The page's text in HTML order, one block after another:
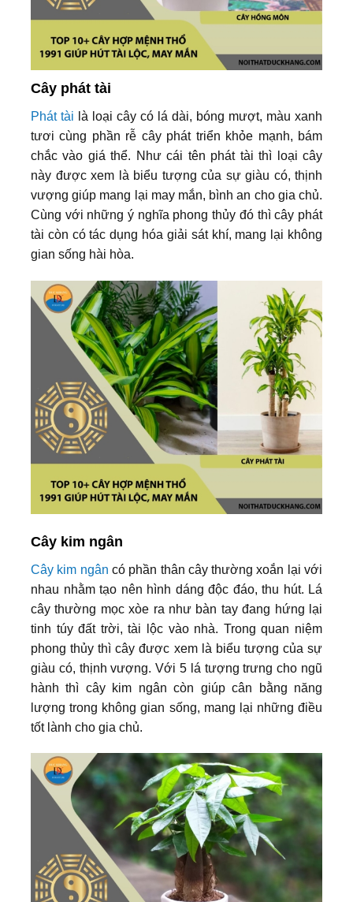
Cây phát tài
Phát tài là loại cây có lá dài, bóng mượt, màu xanh
tươi cùng phần rễ cây phát triển khỏe mạnh, bám
chắc vào giá thể. Như cái tên phát tài thì loại cây
này được xem là biểu tượng của sự giàu có, thịnh
vượng giúp mang lại may mắn, bình an cho gia chủ.
Cùng với những ý nghĩa phong thủy đó thì cây phát
tài còn có tác dụng hóa giải sát khí, mang lại không
gian sống hài hòa.
Cây kim ngân
Cây kim ngân có phần thân cây thường xoắn lại với
nhau nhằm tạo nên hình dáng độc đáo, thu hút. Lá
cây thường mọc xòe ra như bàn tay đang hứng lại
tinh túy đất trời, tài lộc vào nhà. Trong quan niệm
phong thủy thì cây được xem là biểu tượng của sự
giàu có, thịnh vượng. Với 5 lá tượng trưng cho ngũ
hành thì cây kim ngân còn giúp cân bằng năng
lượng trong không gian sống, mang lại những điều
tốt lành cho gia chủ.